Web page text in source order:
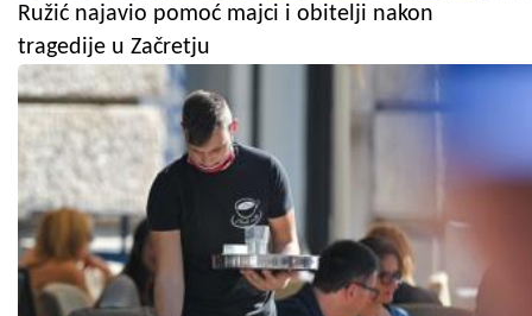
Ružić najavio pomoć majci i obitelji nakon
tragedije u Začretju